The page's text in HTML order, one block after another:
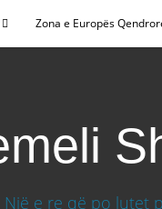
Zona e Europës